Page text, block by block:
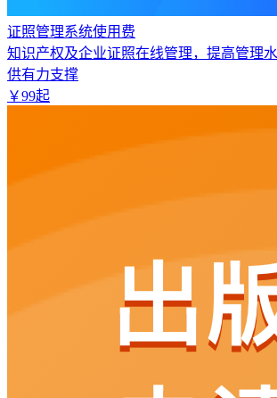
证照管理系统使用费
知识产权及企业证照在线管理，提高管理
供有力支撑
￥99起